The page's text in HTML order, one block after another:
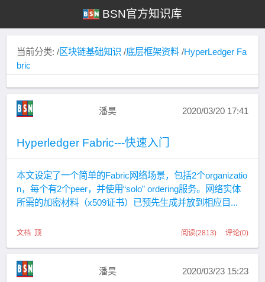
BSN官方知识库
当前分类: /区块链基础知识 /底层框架资料/HyperLedger Fa
bric
潘昊 2020/03/20 17:41
Hyperledger Fabric---快速入门
本文设定了一个简单的Fabric网络场景，包括2个organizatio
n，每个有2个peer，并使用“solo” ordering服务。网络实体
所需的加密材料（x509证书）已预先生成并放到相应目...
文档 顶 阅读(2813) 评论(0)
潘昊 2020/03/23 15:23